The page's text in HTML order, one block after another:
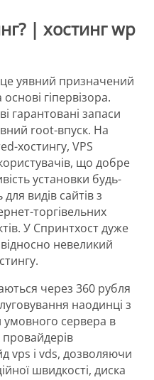
| хостинг wp
уявний призначений
гіпервізора.
гарантовані запаси
root-впуск. На
хостингу, VPS
що добре
установки будь-
видів сайтів з
торгівельних
У Спринтхост дуже
невеликий
через 360 рубля
наодинці з
сервера в
провайдерів
vps і vds, дозволяючи
швидкості, диска